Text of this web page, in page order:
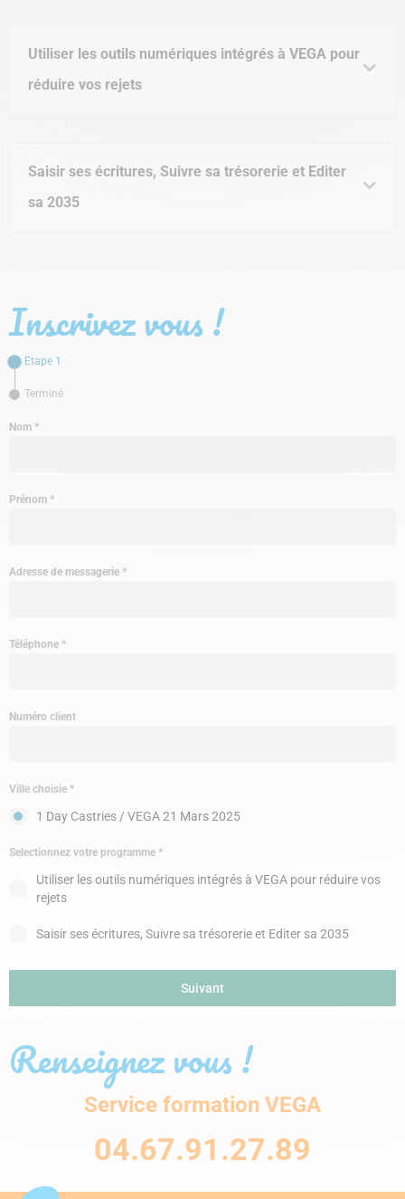
Utiliser les outils numériques intégrés à VEGA pour
réduire vos rejets
Saisir ses écritures, Suivre sa trésorerie et Editer
sa 2035
Inscrivez vous !
Etape 1
Terminé
Nom *
Prénom *
Adresse de messagerie *
Téléphone *
Numéro client
Ville choisie *
1 Day Castries / VEGA 21 Mars 2025
Selectionnez votre programme *
Utiliser les outils numériques intégrés à VEGA pour réduire vos
rejets
Saisir ses écritures, Suivre sa trésorerie et Editer sa 2035
Suivant
Renseignez vous !
Service formation VEGA
04.67.91.27.89